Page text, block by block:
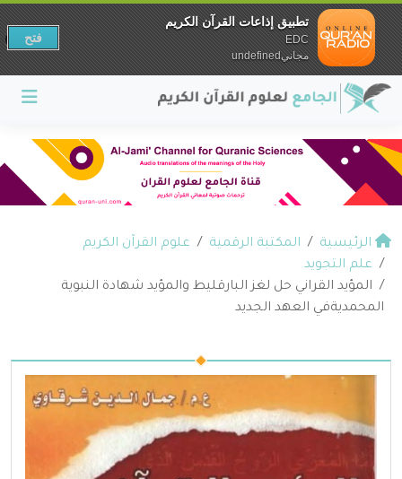
الرئيسية المكتبة الرقمية
علوم القرآن الكريم
علم التجويد
المؤيد القراني حل لغز البارقليط والمؤيد شهادة النبوية
المحمديةفي العهد الجديد
تطبيق إذاعات القرآن الكريم
EDC
مجانيundefined
فتح